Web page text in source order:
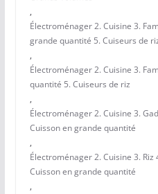
,
Électroménager 2. Cuisine 3.
grande quantité 5. Cuiseurs de
,
Électroménager 2. Cuisine 3.
quantité 5. Cuiseurs de riz
,
Électroménager 2. Cuisine 3.
Cuisson en grande quantité
,
Électroménager 2. Cuisine 3.
Cuisson en grande quantité
,